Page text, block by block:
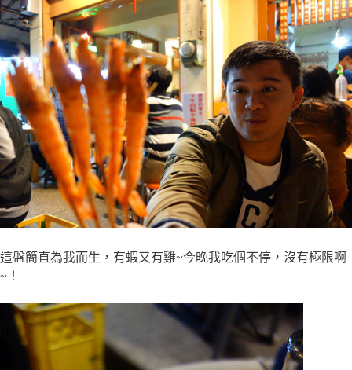
這盤簡直為我而生，有蝦又有雞~今晚我吃個不停，沒有極限啊
~！